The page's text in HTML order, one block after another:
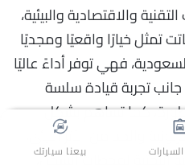
والاقتصادية والبيئية،
تمثل خيارًا واقعيًا ومجديًا
فهي توفر أداءً عاليًا
تجربة قيادة سلسة
كما تساهم بشكل
والحد من الأثر البيئي،
التحتية لمحطات الشحن،
بيعنا سيارتك